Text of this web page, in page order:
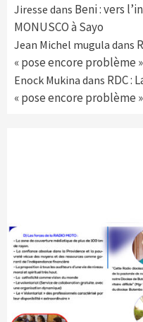
Jiresse dans Beni : vers
MONUSCO à Sayo
Jean Michel mugula dans
« pose encore problème
Enock Mukina dans RDC :
« pose encore problème